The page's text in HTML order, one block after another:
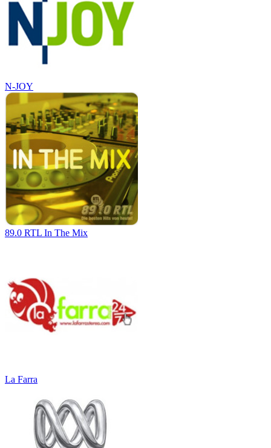
N-JOY
89.0 RTL In The Mix
La Farra